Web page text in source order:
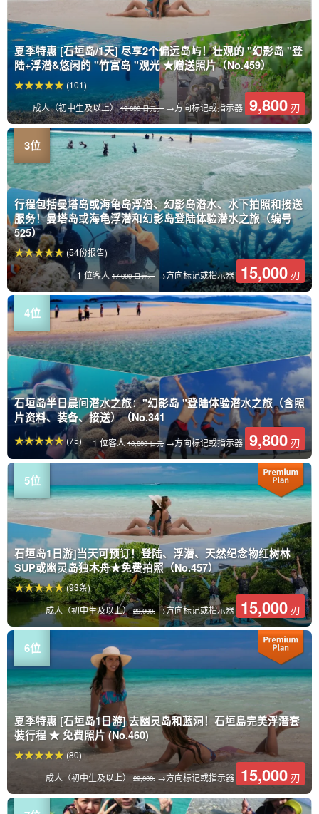
夏季特惠 [石垣岛/1天] 尽享2个偏远岛屿！壮观的 "幻影岛 "登
陆+浮潜&悠闲的 "竹富岛 "观光 ★赠送照片（No.459）
成人（初中生及以上）19 600 日元。 →方向标记或指示器 9,800 刃
(101)
行程包括曼塔岛或海龟岛浮潜、幻影岛潜水、水下拍照和接送
服务！曼塔岛或海龟浮潜和幻影岛登陆体验潜水之旅（编号
525）
1 位客人 17,000 日元。→方向标记或指示器 15,000 刃
(54份报告)
石垣岛半日晨间潜水之旅："幻影岛 "登陆体验潜水之旅（含照
片资料、装备、接送）（No.341
1 位客人10,800 日元→方向标记或指示器 9,800 刃
(75)
石垣岛1日游]当天可预订！登陆、浮潜、天然纪念物红树林
SUP或幽灵岛独木舟★免费拍照（No.457）
成人（初中生及以上）29,000.→方向标记或指示器 15,000 刃
(93条)
夏季特惠 [石垣岛1日游] 去幽灵岛和蓝洞！石垣島完美浮潛套
裝行程 ★ 免費照片 (No.460)
成人（初中生及以上）29,000. →方向标记或指示器 15,000 刃
(80)